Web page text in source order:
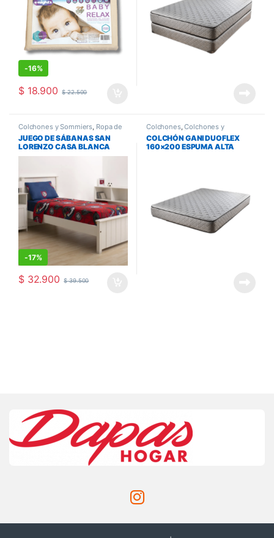
-16%
$18.900 $22.500
Colchones y Sommiers, Ropa de
Cama,Sabanas
JUEGO DE SÁBANAS SAN
LORENZO CASA BLANCA
TWIN
-17%
$32.900 $39.500
Colchones,Colchones y
Sommiers ,Queen Size
COLCHÓN GANI DUOFLEX
160×200 ESPUMA ALTA